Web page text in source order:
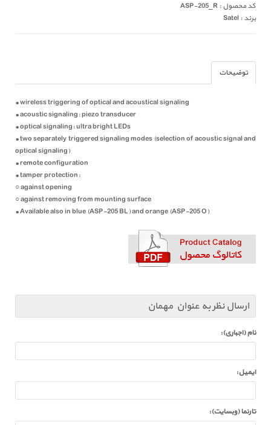
کد محصول : ASP-205_R
برند : Satel
توضیحات
• wireless triggering of optical and acoustical signaling
• acoustic signaling: piezo transducer
• optical signaling: ultra bright LEDs
• two separately triggered signaling modes (selection of acoustic signal and
optical signaling)
• remote configuration
• tamper protection:
○ against opening
○ against removing from mounting surface
• Available also in blue (ASP-205 BL) and orange (ASP-205 O)
ارسال نظر به عنوان مهمان
نام (اجباری):
ایمیل:
تارنما (وبسایت):